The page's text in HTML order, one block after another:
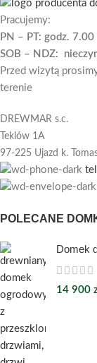
Pracujemy:
PN – PT: godz.
SOB – NDZ:
Przed wizytą
terenie
DREWMAR s.c.
Teklów 1A
97-225 Ujazd k.
POLECANE
Domek
14 900